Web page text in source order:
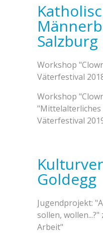
Salzburg
Workshop
Väterfestival
Workshop
"Mittelalterliches
Väterfestival
Goldegg
Jugendprojekt:
sollen,
Arbeit"